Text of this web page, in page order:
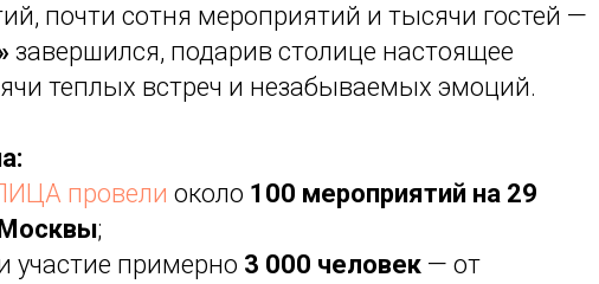
почти сотня мероприятий и тысячи гостей —
завершился, подарив столице настоящее
теплых встреч и незабываемых эмоций.
провели около 100 мероприятий на 29
;
участие примерно 3 000 человек — от